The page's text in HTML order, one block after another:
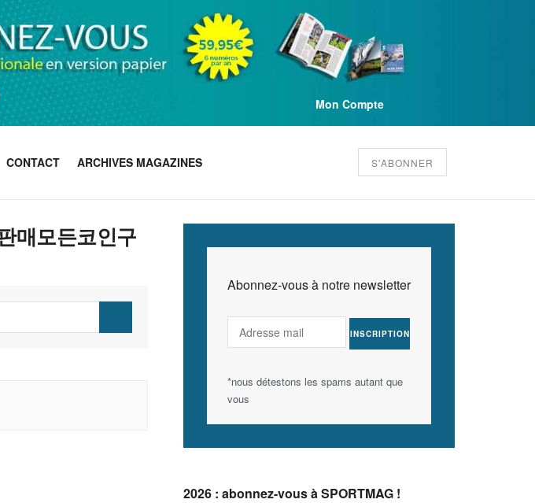
Mon Compte
CONTACT ARCHIVES MAGAZINES S'ABONNER
매모든코인구
Abonnez-vous à notre newsletter
*nous détestons les spams autant que
vous
2026 : abonnez-vous à SPORTMAG !